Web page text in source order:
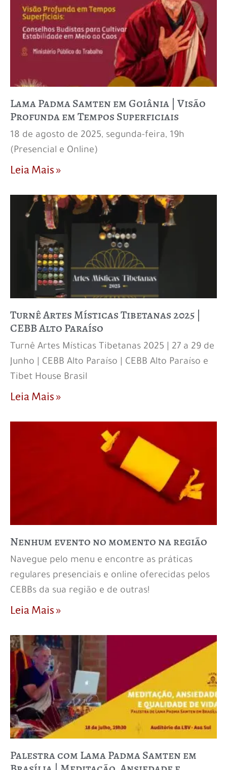
Lama Padma Samten em Goiânia | Visão
Profunda em Tempos Superficiais
18 de agosto de 2025, segunda-feira, 19h
(Presencial e Online)
Leia Mais »
Turnê Artes Místicas Tibetanas 2025 |
CEBB Alto Paraíso
Turnê Artes Místicas Tibetanas 2025 | 27 a 29 de
Junho | CEBB Alto Paraíso | CEBB Alto Paraíso e
Tibet House Brasil
Leia Mais »
Nenhum evento no momento na região
Navegue pelo menu e encontre as práticas
regulares presenciais e online oferecidas pelos
CEBBs da sua região e de outras!
Leia Mais »
Palestra com Lama Padma Samten em